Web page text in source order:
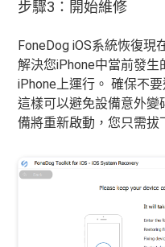
步驟3：開始維修
FoneDog iOS系統恢復現
解決您iPhone中當前發
iPhone上運行。 確保不
這樣可以避免設備意外變
備將重新啟動，您只需拔